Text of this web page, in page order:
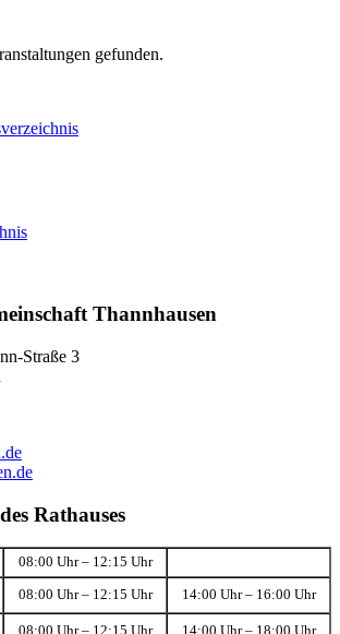
gefunden.
Thannhausen
Straße 3
Rathauses
08:00 Uhr – 12:15 Uhr
08:00 Uhr – 12:15 Uhr 14:00 Uhr – 16:00 Uhr